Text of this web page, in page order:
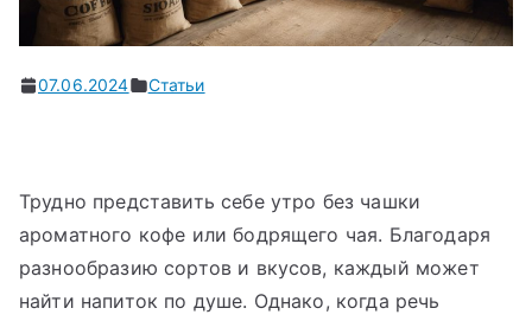
07.06.2024 Статьи
Трудно представить себе утро без чашки
ароматного кофе или бодрящего чая. Благодаря
разнообразию сортов и вкусов, каждый может
найти напиток по душе. Однако, когда речь